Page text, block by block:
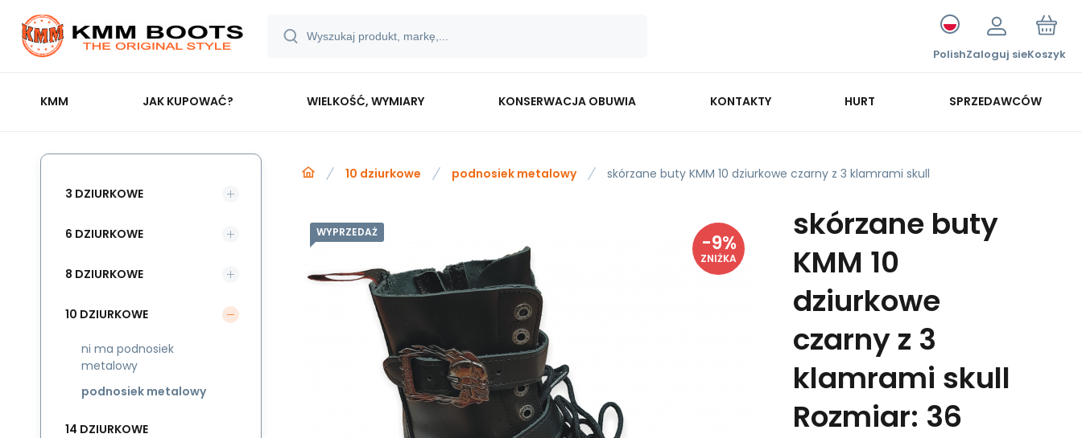
PolishZaloguj sieKoszyk
KMM JAK KUPOWAĆ? WIELKOŚĆ, WYMIARY KONSERWACJA OBUWIA KONTAKTY HURT SPRZEDAWCÓW
10 dziurkowe podnosiek metalowy skórzane buty KMM 10 dziurkowe czarny z 3 klamrami skull
WYPRZEDAŻ -9%
ZNIŻKA
skórzane buty
KMM 10
dziurkowe
czarny z 3
klamrami skull
Rozmiar: 36
3 DZIURKOWE
6 DZIURKOWE
8 DZIURKOWE
10 DZIURKOWE
ni ma podnosiek
metalowy
podnosiek metalowy
14 DZIURKOWE